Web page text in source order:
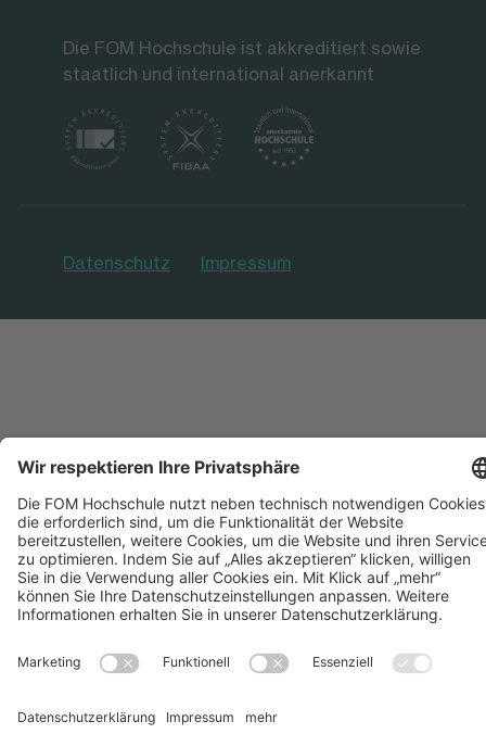
Die FOM Hochschule ist akkreditiert sowie
staatlich und international anerkannt
Datenschutz Impressum